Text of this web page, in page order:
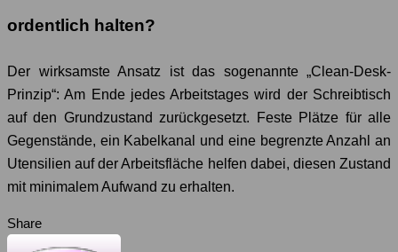
ordentlich halten?
Der wirksamste Ansatz ist das sogenannte „Clean-Desk-
Prinzip“: Am Ende jedes Arbeitstages wird der Schreibtisch
auf den Grundzustand zurückgesetzt. Feste Plätze für alle
Gegenstände, ein Kabelkanal und eine begrenzte Anzahl an
Utensilien auf der Arbeitsfläche helfen dabei, diesen Zustand
mit minimalem Aufwand zu erhalten.
Share